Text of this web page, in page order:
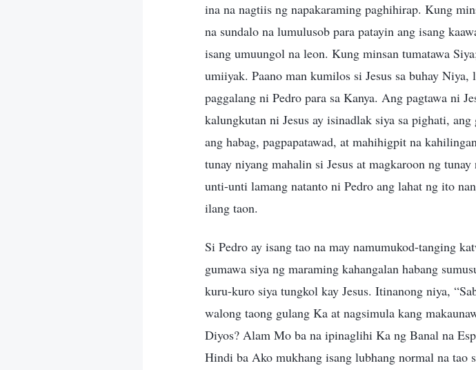
ina na nagtiis ng napakaraming paghihirap. Kung
na sundalo na lumulusob para patayin ang isang
isang umuungol na leon. Kung minsan tumatawa
umiiyak. Paano man kumilos si Jesus sa buhay
paggalang ni Pedro para sa Kanya. Ang pagtawa ni
kalungkutan ni Jesus ay isinadlak siya sa pighati,
ang habag, pagpapatawad, at mahihigpit na
tunay niyang mahalin si Jesus at magkaroon ng
unti-unti lamang natanto ni Pedro ang lahat ng ito
ilang taon.
Si Pedro ay isang tao na may namumukod-tanging
gumawa siya ng maraming kahangalan habang
kuru-kuro siya tungkol kay Jesus. Itinanong niya,
walong taong gulang Ka at nagsimula kang
Diyos? Alam Mo ba na ipinaglihi Ka ng Banal na
Hindi ba Ako mukhang isang lubhang normal na tao